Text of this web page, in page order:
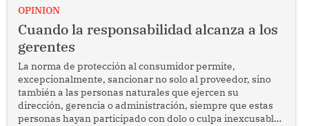
enfrenta desafíos en materia de desarrollo, cohesión
OPINION
Cuando la responsabilidad alcanza a los
gerentes
La norma de protección al consumidor permite,
excepcionalmente, sancionar no solo al proveedor, sino
también a las personas naturales que ejercen su
dirección, gerencia o administración, siempre que estas
personas hayan participado con dolo o culpa inexcusable